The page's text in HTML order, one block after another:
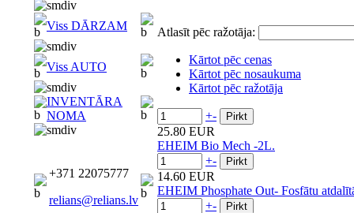
Viss DĀRZAM
Viss AUTO
INVENTĀRA
NOMA
+371 22075777
relians@relians.lv
Atlasīt pēc ražotāja:
Kārtot pēc cenas
Kārtot pēc nosaukuma
Kārtot pēc ražotāja
+-
25.80 EUR
EHEIM Bio Mech -2L.
+-
14.60 EUR
EHEIM Phosphate Out- Fosfātu
+-